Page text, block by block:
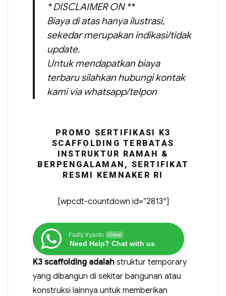
* DISCLAIMER ON **
Biaya di atas hanya ilustrasi,
sekedar merupakan indikasi/tidak
update.
Untuk mendapatkan biaya
terbaru silahkan hubungi kontak
kami via whatsapp/telpon
PROMO SERTIFIKASI K3
SCAFFOLDING TERBATAS
INSTRUKTUR RAMAH &
BERPENGALAMAN, SERTIFIKAT
RESMI KEMNAKER RI
[wpcdt-countdown id=”2813″]
Fadly Iryanto Online
Need Help? Chat with us
K3 scaffolding adalahstruktur temporary
yang dibangun di sekitar bangunan atau
konstruksi lainnya untuk memberikan